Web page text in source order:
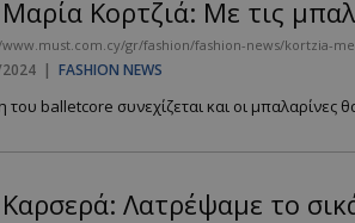
Μαρία Κορτζιά: Με τις
gr/fashion/fashion-news/kortzia-
| FASHION NEWS
του balletcore συνεχίζεται και οι μπαλαρίνες
Καρσερά: Λατρέψαμε το